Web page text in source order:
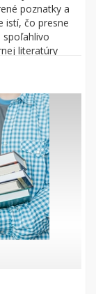
poznatky a
istí, čo presne
spoľahlivo
literatúry